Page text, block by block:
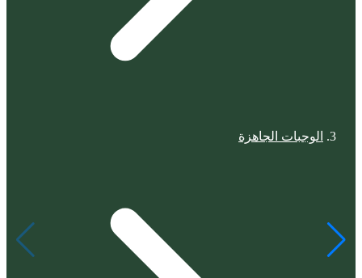
الوجبات الجاهزة